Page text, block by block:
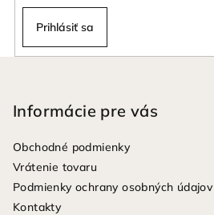
Prihlásiť sa
Informácie pre vás
Obchodné podmienky
Vrátenie tovaru
Podmienky ochrany osobných údajov
Kontakty